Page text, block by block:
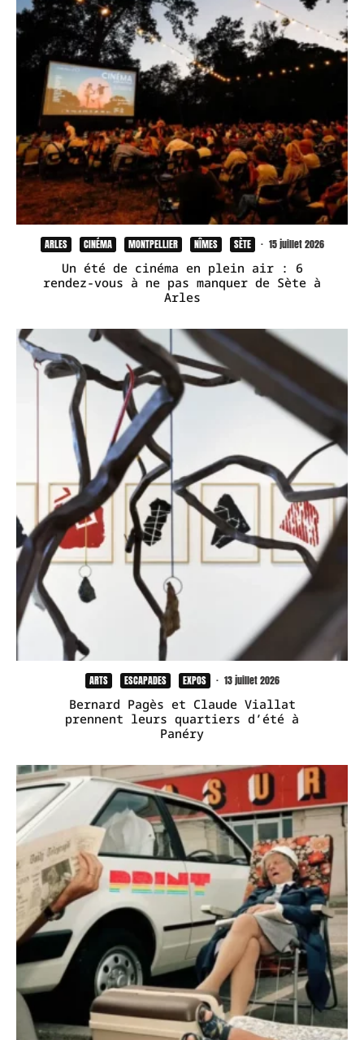
ARLES CINÉMA MONTPELLIER NÎMES SÈTE · 15 juillet 2026
Un été de cinéma en plein air : 6
rendez-vous à ne pas manquer de Sète à
Arles
ARTS ESCAPADES EXPOS · 13 juillet 2026
Bernard Pagès et Claude Viallat
prennent leurs quartiers d’été à
Panéry